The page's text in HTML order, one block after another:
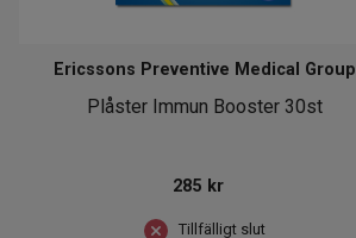
Plåster Immun Booster 30st
Ericssons Preventive Medical Group
Tillfälligt slut
285 kr